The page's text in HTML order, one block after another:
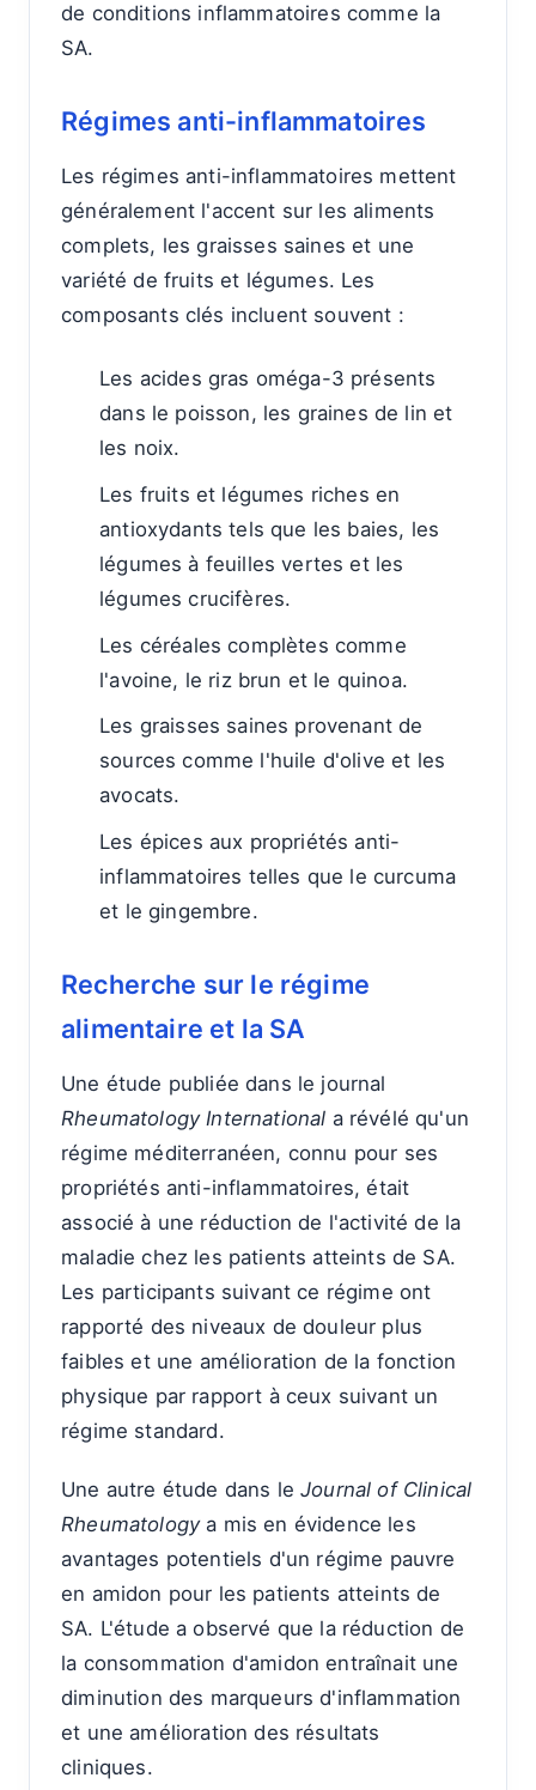
de conditions inflammatoires comme la
SA.
Régimes anti-inflammatoires
Les régimes anti-inflammatoires mettent
généralement l'accent sur les aliments
complets, les graisses saines et une
variété de fruits et légumes. Les
composants clés incluent souvent :
Les acides gras oméga-3 présents
dans le poisson, les graines de lin et
les noix.
Les fruits et légumes riches en
antioxydants tels que les baies, les
légumes à feuilles vertes et les
légumes crucifères.
Les céréales complètes comme
l'avoine, le riz brun et le quinoa.
Les graisses saines provenant de
sources comme l'huile d'olive et les
avocats.
Les épices aux propriétés anti-
inflammatoires telles que le curcuma
et le gingembre.
Recherche sur le régime
alimentaire et la SA
Une étude publiée dans le journal
Rheumatology International a révélé qu'un
régime méditerranéen, connu pour ses
propriétés anti-inflammatoires, était
associé à une réduction de l'activité de la
maladie chez les patients atteints de SA.
Les participants suivant ce régime ont
rapporté des niveaux de douleur plus
faibles et une amélioration de la fonction
physique par rapport à ceux suivant un
régime standard.
Une autre étude dans leJournal of Clinical
Rheumatologya mis en évidence les
avantages potentiels d'un régime pauvre
en amidon pour les patients atteints de
SA. L'étude a observé que la réduction de
la consommation d'amidon entraînait une
diminution des marqueurs d'inflammation
et une amélioration des résultats
cliniques.